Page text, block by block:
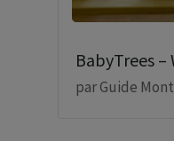
BabyTrees –
parGuide